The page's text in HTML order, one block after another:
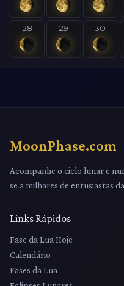
28 29 30
MoonPhase.com
Acompanhe o ciclo lunar e
se a milhares de entusiastas
Links Rápidos
Fase da Lua Hoje
Calendário
Fases da Lua